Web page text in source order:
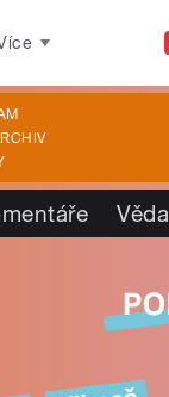
Věda